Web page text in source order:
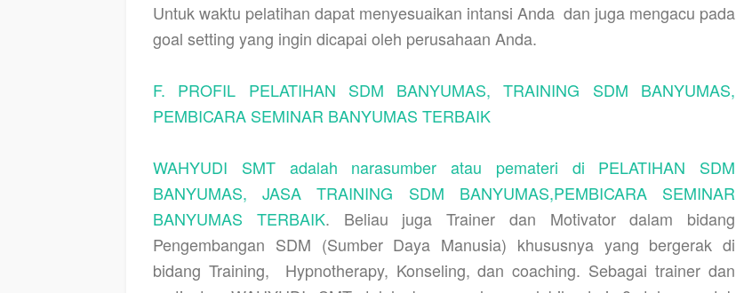
Untuk waktu pelatihan dapat menyesuaikan intansi Anda dan juga mengacu pada
goal setting yang ingin dicapai oleh perusahaan Anda.
F. PROFIL PELATIHAN SDM BANYUMAS, TRAINING SDM BANYUMAS,
PEMBICARA SEMINAR BANYUMAS TERBAIK
WAHYUDI SMT adalah narasumber atau pemateri di PELATIHAN SDM
BANYUMAS, JASA TRAINING SDM BANYUMAS,PEMBICARA SEMINAR
BANYUMAS TERBAIK. Beliau juga Trainer dan Motivator dalam bidang
Pengembangan SDM (Sumber Daya Manusia) khususnya yang bergerak di
bidang Training,
Hypnotherapy, Konseling, dan coaching. Sebagai trainer dan